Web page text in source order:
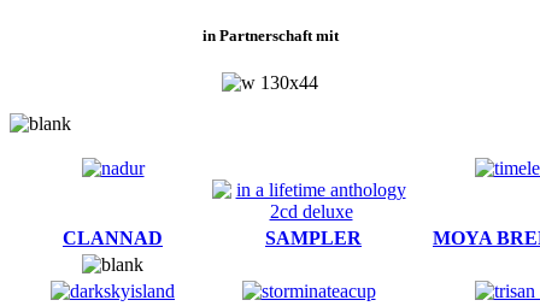
in Partnerschaft mit
CLANNAD SAMPLER MOYA